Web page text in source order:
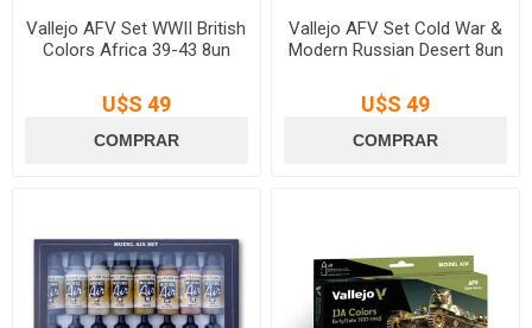
Vallejo AFV Set WWII British
Colors Africa 39-43 8un
U$S 49
Vallejo AFV Set Cold War &
Modern Russian Desert 8un
U$S 49